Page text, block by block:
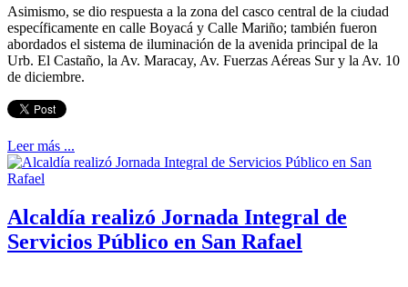
Asimismo, se dio respuesta a la zona del casco central de la ciudad
específicamente en calle Boyacá y Calle Mariño; también fueron
abordados el sistema de iluminación de la avenida principal de la
Urb. El Castaño, la Av. Maracay, Av. Fuerzas Aéreas Sur y la Av. 10
de diciembre.
Leer más ...
Alcaldía realizó Jornada Integral de
Servicios Público en San Rafael